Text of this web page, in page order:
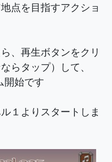
点を目指すアクショ
、再生ボタンをクリ
らタップ）して、
開始です
１よりスタートしま